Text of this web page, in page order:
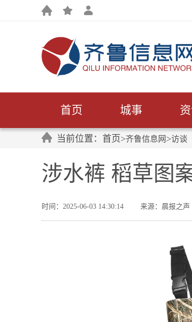
首页 城事
当前位置：首页>齐鲁信息网 >访谈
涉水裤 稻草图
时间：2025-06-03 14:30:14 来源：晨报之声